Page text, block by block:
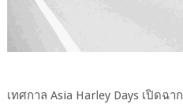
เทศกาล Asia Harley Days เปิดฉ